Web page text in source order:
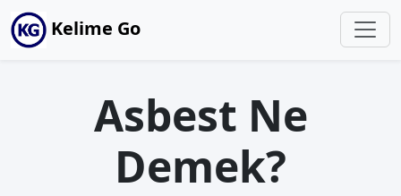
Kelime Go
Asbest Ne
Demek?